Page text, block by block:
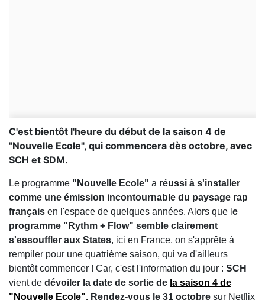
C'est bientôt l'heure du début de la saison 4 de
"Nouvelle Ecole", qui commencera dès octobre, avec
SCH et SDM.
Le programme "Nouvelle Ecole" a réussi à s'installer
comme une émission incontournable du paysage rap
français en l'espace de quelques années. Alors que l e
programme "Rythm + Flow" semble clairement
s'essouffler aux States, ici en France, on s'apprête à
rempiler pour une quatrième saison, qui va d'ailleurs
bientôt commencer ! Car, c'est l'information du jour : SCH
vient de dévoiler la date de sortie de la saison 4 de
"Nouvelle Ecole". Rendez-vous le 31 octobre sur Netflix